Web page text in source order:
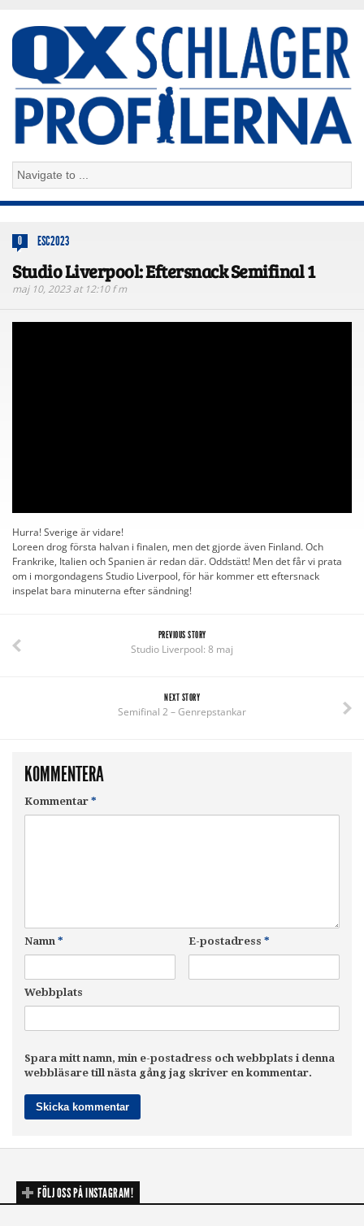
0 ESC2023
Studio Liverpool: Eftersnack Semifinal 1
maj 10, 2023 at 12:10 f m
Hurra! Sverige är vidare!
Loreen drog första halvan i finalen, men det gjorde även Finland. Och
Frankrike, Italien och Spanien är redan där. Oddstätt! Men det får vi prata
om i morgondagens Studio Liverpool, för här kommer ett eftersnack
inspelat bara minuterna efter sändning!
PREVIOUS STORY
Studio Liverpool: 8 maj
NEXT STORY
Semifinal 2 – Genrepstankar
KOMMENTERA
Kommentar *
Namn * E-postadress *
Webbplats
Spara mitt namn, min e-postadress och webbplats i denna
webbläsare till nästa gång jag skriver en kommentar.
FÖLJ OSS PÅ INSTAGRAM!